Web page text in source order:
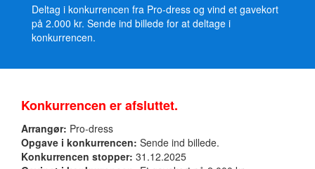
Deltag i konkurrencen fra Pro-dress og vind et gavekort
på 2.000 kr. Sende ind billede for at deltage i
konkurrencen.
Konkurrencen er afsluttet.
Arrangør: Pro-dress
Opgave i konkurrencen: Sende ind billede.
Konkurrencen stopper: 31.12.2025